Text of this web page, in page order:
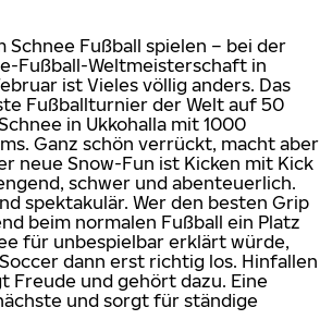
Schnee Fußball spielen – bei der
Fußball-Weltmeisterschaft in
ist Vieles völlig anders. Das
Fußballturnier der Welt auf 50
in Ukkohalla mit 1000
Ganz schön verrückt, macht aber
neue Snow-Fun ist Kicken mit Kick
schwer und abenteuerlich.
spektakulär. Wer den besten Grip
beim normalen Fußball ein Platz
für unbespielbar erklärt würde,
dann erst richtig los. Hinfallen
Freude und gehört dazu. Eine
und sorgt für ständige